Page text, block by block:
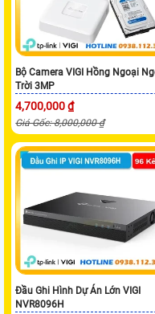
Bộ Camera VIGI Hồng Ngoại
Trời 3MP
4,700,000 ₫
Giá Gốc: 8,000,000 ₫
Đầu Ghi Hình Dự Án Lớn VIGI
NVR8096H